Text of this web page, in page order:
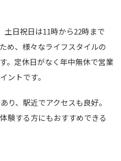
土日祝日は11時から22時まで
め、様々なライフスタイルの
。定休日がなく年中無休で営業
ントです。
り、駅近でアクセスも良好。
験する方にもおすすめできる